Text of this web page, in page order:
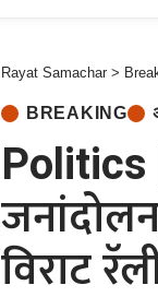
Rayat Samachar >
BREAKING
Politics
विराट